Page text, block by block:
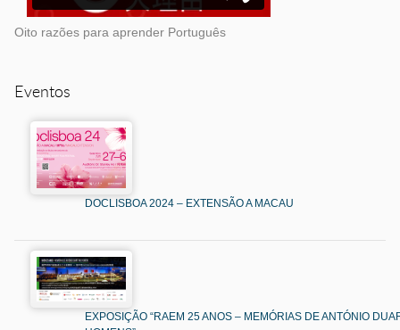
Oito razões para aprender Português
Eventos
DOCLISBOA 2024 – EXTENSÃO A MACAU
EXPOSIÇÃO “RAEM 25 ANOS – MEMÓRIAS DE ANTÓNIO